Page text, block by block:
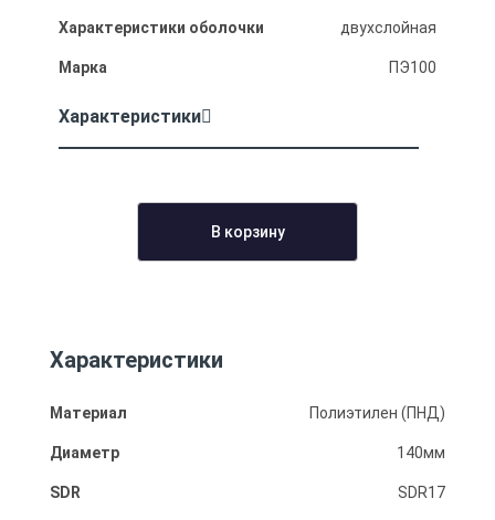
Характеристики оболочки двухслойная
Марка ПЭ100
Характеристики
В корзину
Характеристики
Материал Полиэтилен (ПНД)
Диаметр 140мм
SDR SDR17